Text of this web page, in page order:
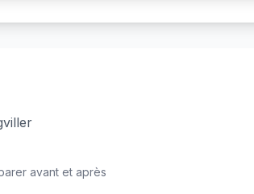
Avant
avant et après